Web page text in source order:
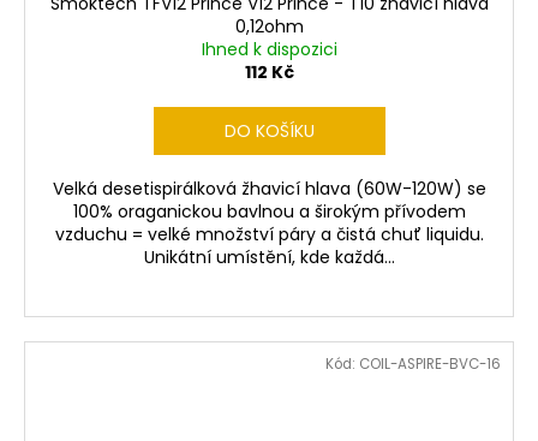
0,12ohm
Ihned k dispozici
112 Kč
DO KOŠÍKU
Velká desetispirálková žhavicí hlava (60W-120W) se
100% oraganickou bavlnou a širokým přívodem
vzduchu = velké množství páry a čistá chuť liquidu.
Unikátní umístění, kde každá...
Kód: COIL-ASPIRE-BVC-16